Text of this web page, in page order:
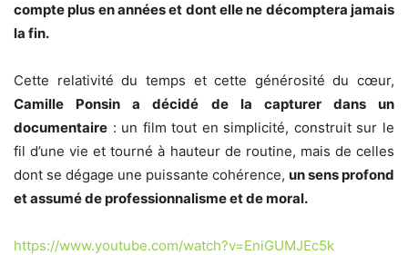
compte plus en années et dont elle ne décomptera jamais
la fin.
Cette relativité du temps et cette générosité du cœur,
Camille Ponsin a décidé de la capturer dans un
documentaire : un film tout en simplicité, construit sur le
fil d’une vie et tourné à hauteur de routine, mais de celles
dont se dégage une puissante cohérence, un sens profond
et assumé de professionnalisme et de moral.
https://www.youtube.com/watch?v=EniGUMJEc5k